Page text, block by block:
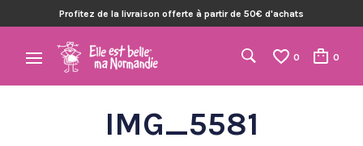
Profitez de la livraison offerte à partir de 50€ d'achats
0 0
IMG_5581